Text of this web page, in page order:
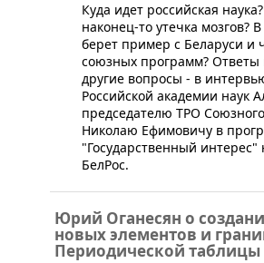
​Куда идет российская
наконец-то утечка мозгов?
берет пример с Беларуси и
союзных программ? Ответы
другие вопросы - в
Российской академии наук
председателю ТРО Союзного
Николаю Ефимовичу в
"Государственный интерес"
БелРос.
Юрий Оганесян о
новых элементов и
Периодической таблицы